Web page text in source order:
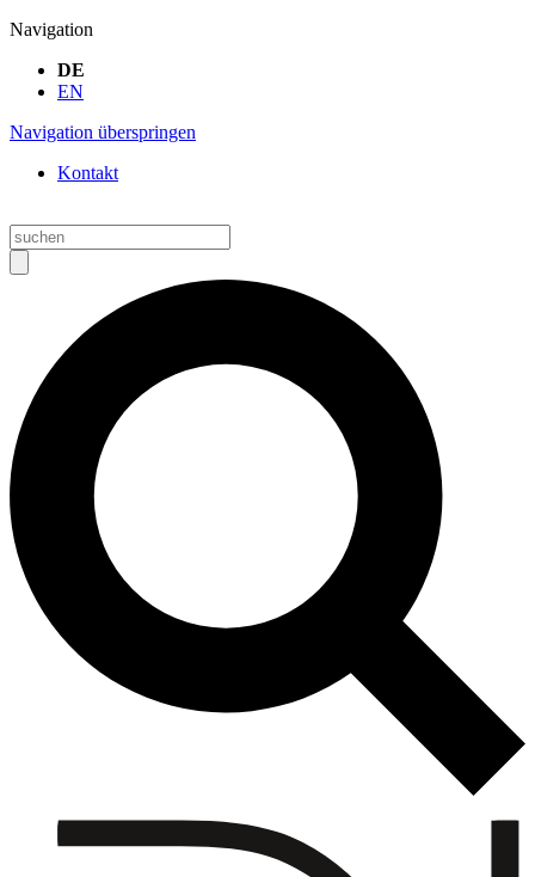
Navigation
DE
EN
Navigation überspringen
Kontakt